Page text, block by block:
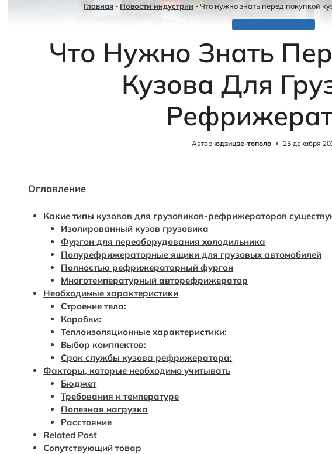
Главная - Новости индустрии -Что нужно знать перед покупкой
Что Нужно Знать
Кузова Для
Автор юдзицзе-тополо 25 декабря
Оглавление
Какие типы кузовов для грузовиков-рефрижераторов
Изолированный кузов грузовика
Фургон для переоборудования холодильника
Полурефрижераторные ящики для грузовых автомобилей
Полностью рефрижераторный фургон
Многотемпературный авторефрижератор
Необходимые характеристики
Строение тела:
Коробки:
Теплоизоляционные характеристики:
Выбор комплектов:
Срок службы кузова рефрижератора:
Факторы, которые необходимо учитывать
Бюджет
Требования к температуре
Полезная нагрузка
Расстояние
Related Post
Сопутствующий товар